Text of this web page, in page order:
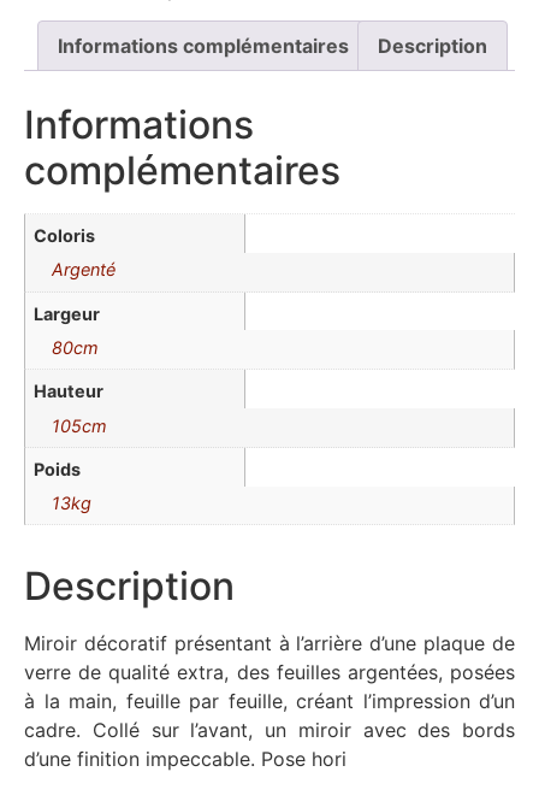
Informations complémentaires Description
Informations
complémentaires
Coloris
Argenté
Largeur
80cm
Hauteur
105cm
Poids
13kg
Description
Miroir décoratif présentant à l’arrière d’une plaque de
verre de qualité extra, des feuilles argentées, posées
à la main, feuille par feuille, créant l’impression d’un
cadre. Collé sur l’avant, un miroir avec des bords
d’une finition impeccable. Pose hori